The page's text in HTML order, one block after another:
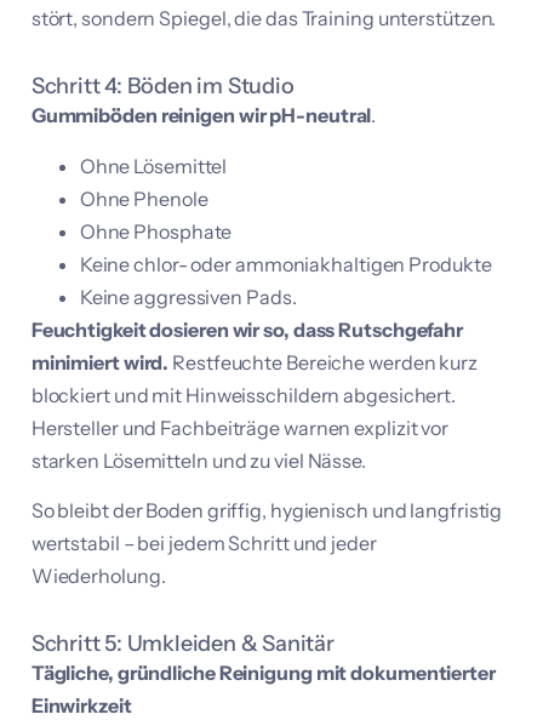
stört, sondern Spiegel, die das Training unterstützen.
Schritt 4: Böden im Studio
Gummiböden reinigen wir pH-neutral.
Ohne Lösemittel
Ohne Phenole
Ohne Phosphate
Keine chlor- oder ammoniakhaltigen Produkte
Keine aggressiven Pads.
Feuchtigkeit dosieren wir so, dass Rutschgefahr
minimiert wird. Restfeuchte Bereiche werden kurz
blockiert und mit Hinweisschildern abgesichert.
Hersteller und Fachbeiträge warnen explizit vor
starken Lösemitteln und zu viel Nässe.
So bleibt der Boden griffig, hygienisch und langfristig
wertstabil – bei jedem Schritt und jeder
Wiederholung.
Schritt 5: Umkleiden & Sanitär
Tägliche, gründliche Reinigung mit dokumentierter
Einwirkzeit